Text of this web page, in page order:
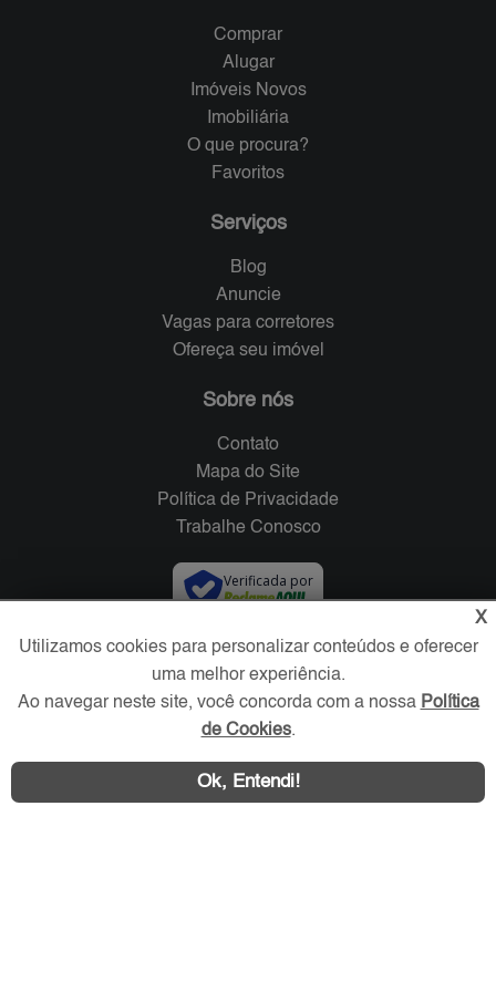
Comprar
Alugar
Imóveis Novos
Imobiliária
O que procura?
Favoritos
Serviços
Blog
Anuncie
Vagas para corretores
Ofereça seu imóvel
Sobre nós
Contato
Mapa do Site
Política de Privacidade
Trabalhe Conosco
Verificada por
Redes Sociais
X
Utilizamos cookies para personalizar conteúdos e oferecer
uma melhor experiência.
Ao navegar neste site, você concorda com a nossa Política
de Cookies.
Ok, Entendi!